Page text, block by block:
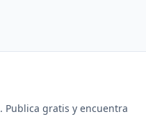
Publica gratis y encuentra